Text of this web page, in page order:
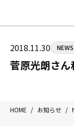
HOME
ジムにつ
トレーニ
入会案内
2018.11.30 NEWS
菅原光朗さん
HOME / お知らせ /